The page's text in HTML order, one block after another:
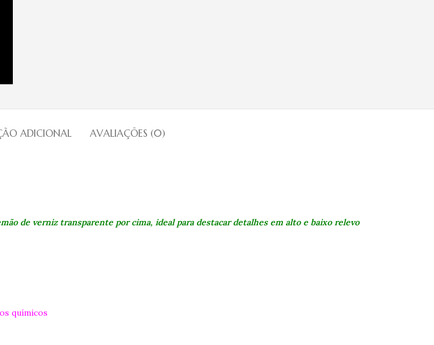
ADICIONAL AVALIAÇÕES (0)
de verniz transparente por cima, ideal para destacar detalhes em alto e baixo relevo
químicos